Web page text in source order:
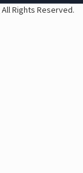
All Rights Reserved.